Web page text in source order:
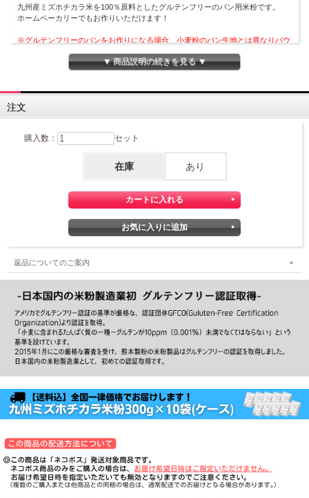
九州産ミズホチカラ米を100％原料としたグルテンフリーのパン用米粉です。
ホームベーカリーでもお作りいただけます！
※グルテンフリーのパンをお作りになる場合、小麦粉のパン生地とは異なりパウ
ホームベーカリーをお使いにならない場合は、生地が大変柔らかいため
が必要となります。
▼ 商品説明の続きを見る ▼
注文
購入数： セット
在庫 あり
返品についてのご案内